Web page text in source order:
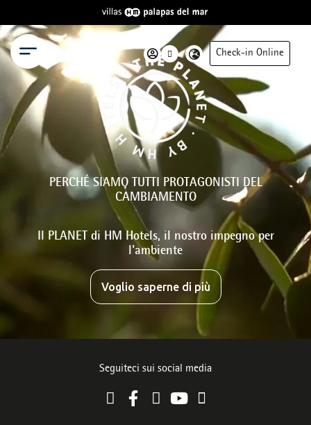
Menu Check-in Online
PERCHÉ SIAMO TUTTI PROTAGONISTI DEL
CAMBIAMENTO
Il PLANET di HM Hotels, il nostro impegno per
l'ambiente
Voglio saperne di più
Seguiteci sui social media